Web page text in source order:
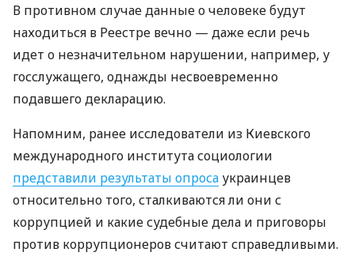
В противном случае данные о человеке будут
находиться в Реестре вечно — даже если речь
идет о незначительном нарушении, например, у
госслужащего, однажды несвоевременно
подавшего декларацию.
Напомним, ранее исследователи из Киевского
международного института социологии
представили результаты опроса украинцев
относительно того, сталкиваются ли они с
коррупцией и какие судебные дела и приговоры
против коррупционеров считают справедливыми.